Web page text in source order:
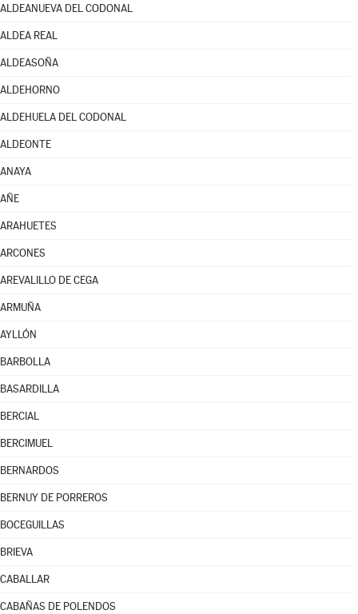
ALDEANUEVA DEL CODONAL
ALDEA REAL
ALDEASOÑA
ALDEHORNO
ALDEHUELA DEL CODONAL
ALDEONTE
ANAYA
AÑE
ARAHUETES
ARCONES
AREVALILLO DE CEGA
ARMUÑA
AYLLÓN
BARBOLLA
BASARDILLA
BERCIAL
BERCIMUEL
BERNARDOS
BERNUY DE PORREROS
BOCEGUILLAS
BRIEVA
CABALLAR
CABAÑAS DE POLENDOS